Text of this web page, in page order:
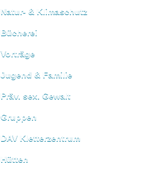
Natur- & Klimaschutz
Bücherei
Vorträge
Jugend & Familie
Präv. sex. Gewalt
Gruppen
DAV Kletterzentrum
Hütten